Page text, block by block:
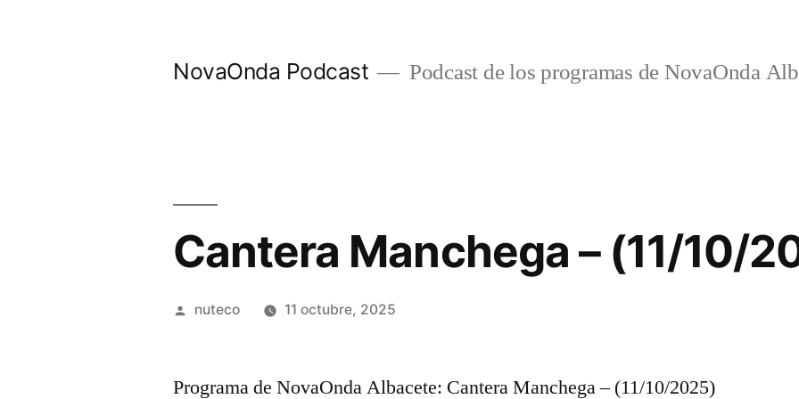
NovaOnda Podcast Podcast de los programas de NovaOnda
Cantera Manchega – (11/10/
Publicada
nuteco 11 octubre, 2025
Programa de NovaOnda Albacete: Cantera Manchega – (11/10/2025)